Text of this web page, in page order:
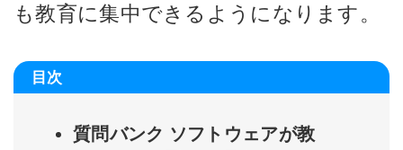
も教育に集中できるようになります。
目次
質問バンク ソフトウェアが教